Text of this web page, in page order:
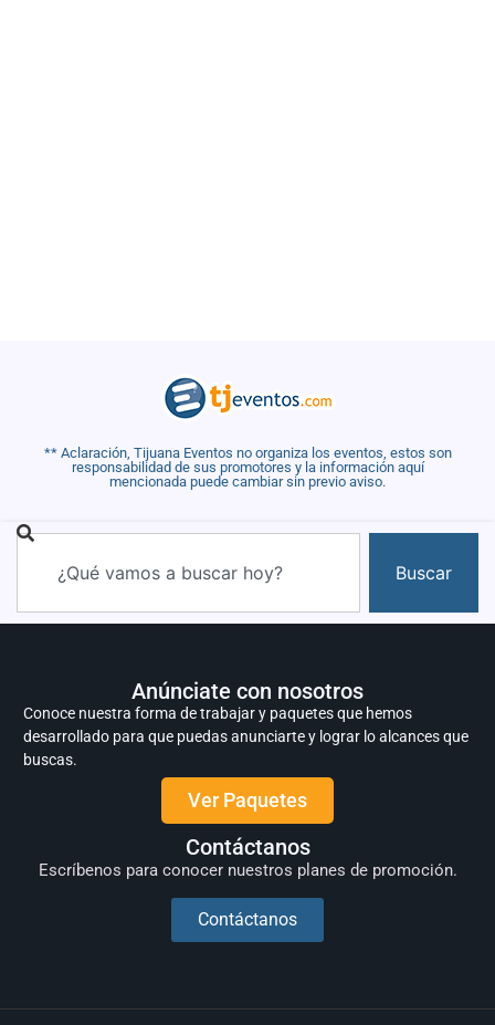
** Aclaración, Tijuana Eventos no organiza los eventos, estos son
responsabilidad de sus promotores y la información aquí
mencionada puede cambiar sin previo aviso.
Buscar
Anúnciate con nosotros
Conoce nuestra forma de trabajar y paquetes que hemos
desarrollado para que puedas anunciarte y lograr lo alcances que
buscas.
Ver Paquetes
Contáctanos
Escríbenos para conocer nuestros planes de promoción.
Contáctanos